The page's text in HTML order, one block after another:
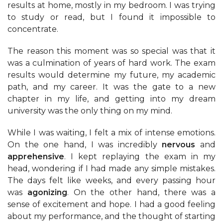
results at home, mostly in my bedroom. I was trying
to study or read, but I found it impossible to
concentrate.
The reason this moment was so special was that it
was a culmination of years of hard work. The exam
results would determine my future, my academic
path, and my career. It was the gate to a new
chapter in my life, and getting into my dream
university was the only thing on my mind.
While I was waiting, I felt a mix of intense emotions.
On the one hand, I was incredibly nervous and
apprehensive. I kept replaying the exam in my
head, wondering if I had made any simple mistakes.
The days felt like weeks, and every passing hour
was agonizing. On the other hand, there was a
sense of excitement and hope. I had a good feeling
about my performance, and the thought of starting